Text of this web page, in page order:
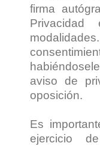
firma
aviso de
oposición.
Es
ejercicio